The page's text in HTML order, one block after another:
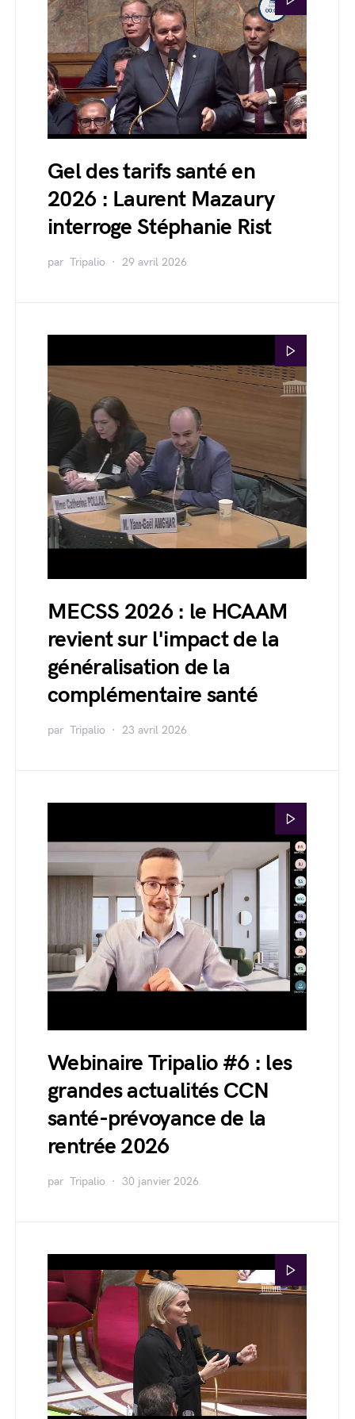
Gel des tarifs santé en
2026 : Laurent Mazaury
interroge Stéphanie Rist
par Tripalio 29 avril 2026
MECSS 2026 : le HCAAM
revient sur l'impact de la
généralisation de la
complémentaire santé
par Tripalio 23 avril 2026
Webinaire Tripalio #6 : les
grandes actualités CCN
santé-prévoyance de la
rentrée 2026
par Tripalio 30 janvier 2026